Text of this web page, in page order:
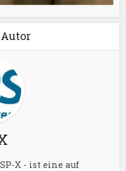
X - ist eine auf